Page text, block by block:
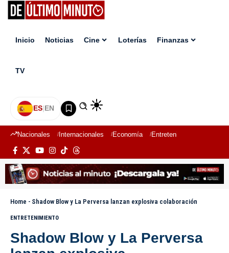
Inicio Noticias Cine Loterías Finanzas
TV
ES|EN
Nacionales Internacionales Economía Entretenimiento
Home - Shadow Blow y La Perversa lanzan explosiva colaboración
ENTRETENIMIENTO
Shadow Blow y La Perversa